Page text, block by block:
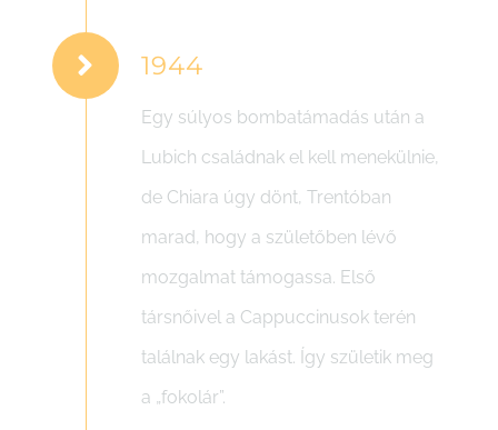
1944
Egy súlyos bombatámadás után a
Lubich családnak el kell menekülnie,
de Chiara úgy dönt, Trentóban
marad, hogy a születőben lévő
mozgalmat támogassa. Első
társnőivel a Cappuccinusok terén
találnak egy lakást. Így születik meg
a „fokolár”.